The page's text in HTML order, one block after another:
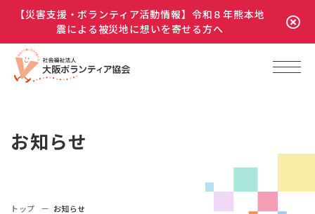
【災害支援・ボランティア活動情報】令和８年熊本地
震による被災地に想いを寄せる方へ
お知らせ
トップ お知らせ